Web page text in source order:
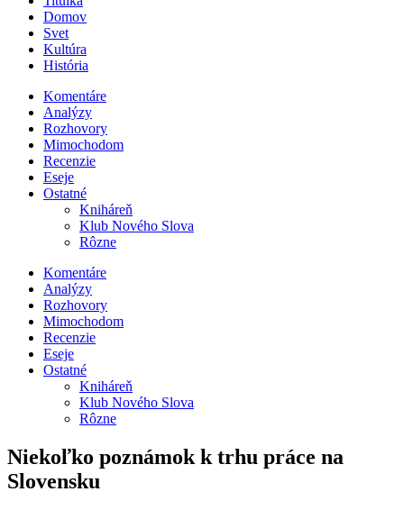
Domov
Svet
Kultúra
História
Komentáre
Analýzy
Rozhovory
Mimochodom
Recenzie
Eseje
Ostatné
Kniháreň
Klub Nového Slova
Rôzne
Komentáre
Analýzy
Rozhovory
Mimochodom
Recenzie
Eseje
Ostatné
Kniháreň
Klub Nového Slova
Rôzne
Niekoľko poznámok k trhu práce na
Slovensku